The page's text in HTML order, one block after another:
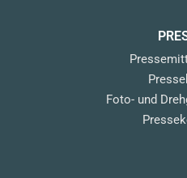
Foto- und